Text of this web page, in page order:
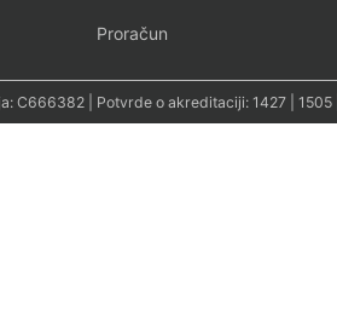
Proračun
C666382| Potvrde o akreditaciji: 1427| 1505|